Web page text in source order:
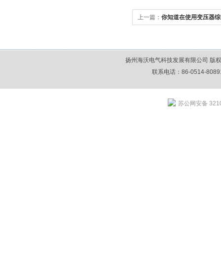
上一篇： 你知道在使用变压器
扬州海沃电气科技发展有限公司 版
联系电话：86-0514-
苏公网安备